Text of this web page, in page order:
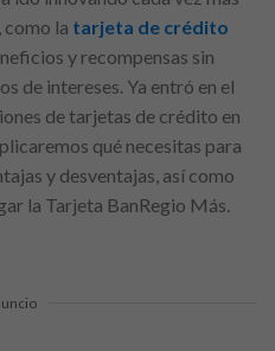
como la tarjeta de crédito
y recompensas sin
de intereses. Ya entró en el
de tarjetas de crédito en
qué necesitas para
y desventajas, así como
la Tarjeta BanRegio Más.